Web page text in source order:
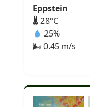
Eppstein
🌡 28°C
25%
🌬 0.45 m/s